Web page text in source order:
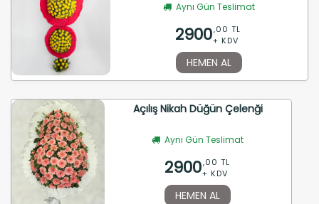
Aynı Gün Teslimat
2900,00 TL
+ KDV
HEMEN AL
Açılış Nikah Düğün Çelenği
Aynı Gün Teslimat
2900,00 TL
+ KDV
HEMEN AL